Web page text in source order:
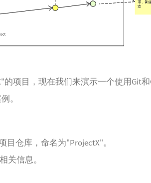
项目，现在我们来演示一个使用Git
。
目仓库，命名为"ProjectX"。
关信息。